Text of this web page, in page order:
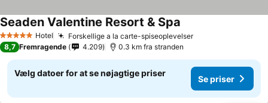
5 Stjerner Hotel Forskellige a la carte-spiseoplevelser
Seaden Valentine Resort & Spa
8,7 Fremragende 4.209 0.3 km fra stranden
Vælg datoer for at se nøjagtige priser
Se priser